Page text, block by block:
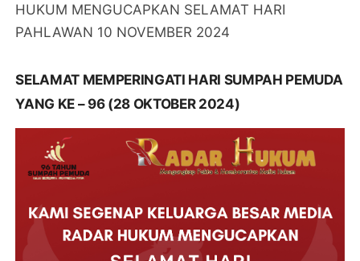
HUKUM MENGUCAPKAN SELAMAT HARI
PAHLAWAN 10 NOVEMBER 2024
SELAMAT MEMPERINGATI HARI SUMPAH PEMUDA
YANG KE – 96 (28 OKTOBER 2024)